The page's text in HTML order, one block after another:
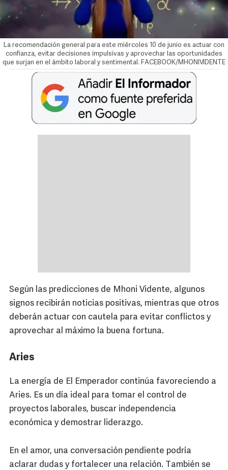
La recomendación general para este miércoles 10 de junio es actuar con
confianza, evitar decisiones impulsivas y aprovechar las oportunidades
que surjan en el ámbito laboral y sentimental. FACEBOOK/MHONIVIDENTE
Según las predicciones de Mhoni Vidente, algunos
signos recibirán noticias positivas, mientras que otros
deberán actuar con cautela para evitar conflictos y
aprovechar al máximo la buena fortuna.
Aries
La energía de El Emperador continúa favoreciendo a
Aries. Es un día ideal para tomar el control de
proyectos laborales, buscar independencia
económica y demostrar liderazgo.
En el amor, una conversación pendiente podría
aclarar dudas y fortalecer una relación. También se